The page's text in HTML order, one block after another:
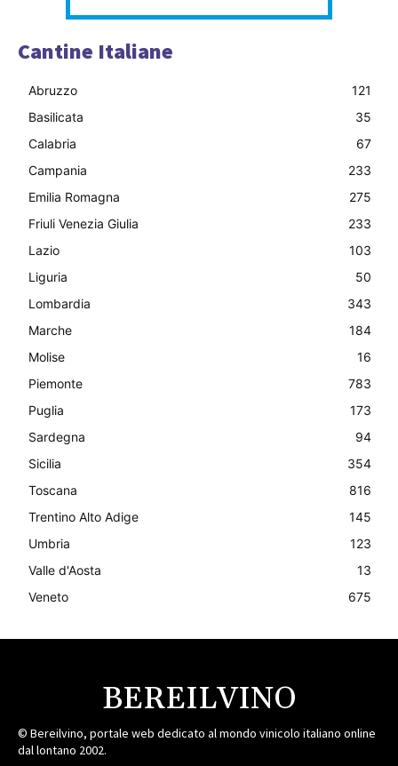
Cantine Italiane
Abruzzo
121
Basilicata
35
Calabria
67
Campania
233
Emilia Romagna
275
Friuli Venezia Giulia
233
Lazio
103
Liguria
50
Lombardia
343
Marche
184
Molise
16
Piemonte
783
Puglia
173
Sardegna
94
Sicilia
354
Toscana
816
Trentino Alto Adige
145
Umbria
123
Valle d'Aosta
13
Veneto
675
BEREILVINO
© Bereilvino, portale web dedicato al mondo vinicolo italiano online
dal lontano 2002.